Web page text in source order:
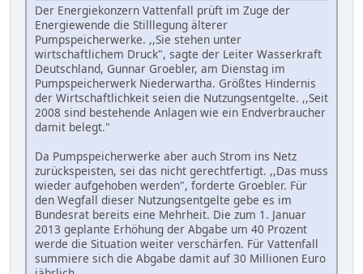
Der Energiekonzern Vattenfall prüft im Zuge der
Energiewende die Stilllegung älterer
Pumpspeicherwerke. ,,Sie stehen unter
wirtschaftlichem Druck", sagte der Leiter Wasserkraft
Deutschland, Gunnar Groebler, am Dienstag im
Pumpspeicherwerk Niederwartha. Größtes Hindernis
der Wirtschaftlichkeit seien die Nutzungsentgelte. ,,Seit
2008 sind bestehende Anlagen wie ein Endverbraucher
damit belegt."
Da Pumpspeicherwerke aber auch Strom ins Netz
zurückspeisten, sei das nicht gerechtfertigt. ,,Das muss
wieder aufgehoben werden", forderte Groebler. Für
den Wegfall dieser Nutzungsentgelte gebe es im
Bundesrat bereits eine Mehrheit. Die zum 1. Januar
2013 geplante Erhöhung der Abgabe um 40 Prozent
werde die Situation weiter verschärfen. Für Vattenfall
summiere sich die Abgabe damit auf 30 Millionen Euro